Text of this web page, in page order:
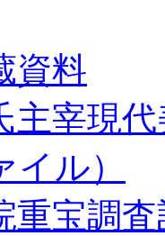
資料
主宰現
イル）
重宝調